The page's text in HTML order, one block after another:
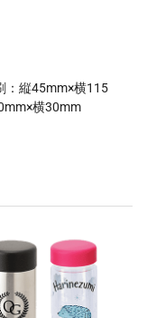
：縦45mm×横115
横30mm